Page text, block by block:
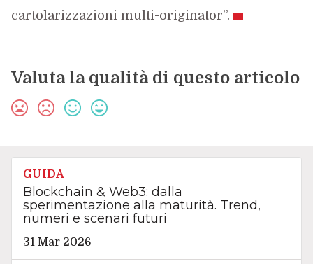
cartolarizzazioni multi-originator”.
Valuta la qualità di questo articolo
GUIDA
Blockchain & Web3: dalla
sperimentazione alla maturità. Trend,
numeri e scenari futuri
31 Mar 2026